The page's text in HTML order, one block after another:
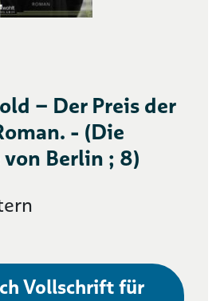
– Der Preis der
- (Die
Berlin ; 8)
Vollschrift für